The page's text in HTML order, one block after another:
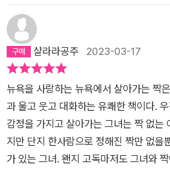
느슨한 우정으로 얽혀서 저마다의 시간
정은 서울, 이 도시에서 시작되었다. 나처
나고 자란 이도 있지만 서울이 아닌 곳에
이곳에 자리를 잡았고 그러다 보니 우정
다. 그리하여 이 도시는 또 다른 우정의
미 시작되었다고 볼 수 있는 그 우정, 그
벌써 몇 번쯤인가는 서로 같은 장소에서
나 같은 강연을 들으면서 스치듯 지나쳤
는 도시가 주는 익명의 안온함 속에 숨어
멀리서 바라보기만 하지만 언제나 다른
게 되고, 위안을 얻는 것은 짝 없는 여자
다. 이번 책에서 가장 좋았던 이야기는
기이다. 뉴욕 연극계에서 가장 인상적인
중 한 명이었던 그는 뇌졸중 후유증으로
대표작은 베케트의 독백극이었다. 그는
사람들을 모아 낭독회를 열었고, 고닉은
딜런, 조니는 사뮈엘 베케트의 <무를 위
읽기 시작한다. 그럭저럭 안정적으로 읽
잃고, 불안정해진다. '존의 목소리는 내려
렁하게 큰 소리로 통화하는 인간과의 말
위성이란 게 다 그런 법”이라는 해학적
의 법칙엔 기대가 수반된다는 생각이 순
었음을 고백하며, 우리 인간은 “각자의
두 여행자”임을 이끌어 내기도 한다. 환상이라는 구속에서 벗어
나는 것은 이처럼 ‘자기인식이라는 교정’
길거리에서 마주한 어린 시절 뉴욕의 변
자 친구와 침대에 뛰어들어 상상도 못했
감에 놀라기도 하지만, 감각이 아닌 다른
는 성정체성 때문에 고통받는 이들에 대
해, 실패한 사랑(결혼)에 대한 담담한 고
애가 생겨 헤어진 결말에 이르기까지 혼
사이사이에 등장하는 그 시절의 작가들,
미니스트인 고닉으로, 저널리스트인 고
적 회고록 집필의 대가 고닉을 만나게 됩
글을 읽었습니다.˝100권을 읽은 사람은
본다.˝ (유영만 교수의 독서론).‘짝 없는
의 영리한 게이 친구 레너드가 뉴욕을 산
고통에 더해 거침없이 당당하게 가시적
과 혐오에, 그 차별과 혐오가 권력을 갖는
하고 가족 친구들과 서로를 위로할 힘마
“우정이라는 결속을 만들어내는 것은 오
과 노력을 하는 삶이 아니라 내 하소연은
다. 피해와 가해의 경계가 모호해서, 일
가해자로 사는 스스로를 돌아보는 일도,
는 시절도 견디기 괴롭다. 할 수만 있다
든 것을 해보고 싶지만, 집단, 사회, 국
샬라라공주 2023-03-17
뉴욕을 사랑하는 뉴욕에서 살아가는 짝
과 울고 웃고 대화하는 유쾌한 책이다.
감정을 가지고 살아가는 그녀는 짝 없는
지만 단지 한사람으로 정해진 짝만 없을
가 있는 그녀. 왠지 고독마저도 그녀와